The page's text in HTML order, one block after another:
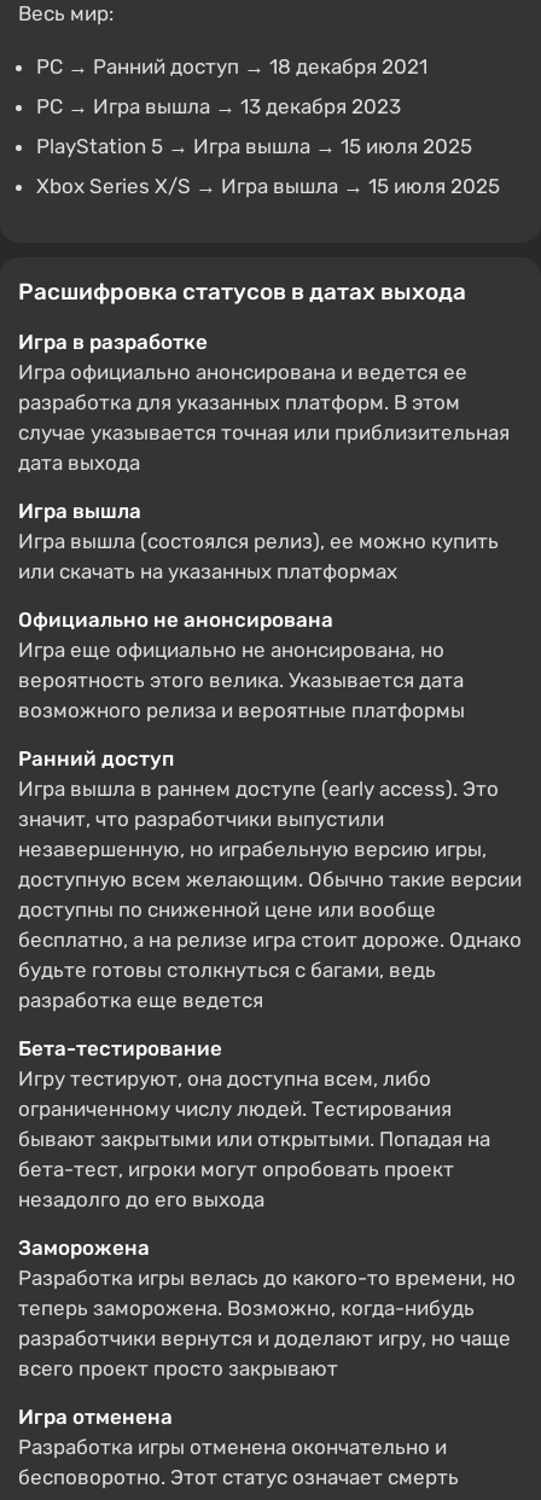
Весь мир:
PC → Ранний доступ → 18 декабря 2021
PC → Игра вышла → 13 декабря 2023
PlayStation 5 → Игра вышла → 15 июля 2025
Xbox Series X/S → Игра вышла → 15 июля 2025
Расшифровка статусов в датах выхода
Игра в разработке
Игра официально анонсирована и ведется ее
разработка для указанных платформ. В этом
случае указывается точная или приблизительная
дата выхода
Игра вышла
Игра вышла (состоялся релиз), ее можно купить
или скачать на указанных платформах
Официально не анонсирована
Игра еще официально не анонсирована, но
вероятность этого велика. Указывается дата
возможного релиза и вероятные платформы
Ранний доступ
Игра вышла в раннем доступе (early access). Это
значит, что разработчики выпустили
незавершенную, но играбельную версию игры,
доступную всем желающим. Обычно такие версии
доступны по сниженной цене или вообще
бесплатно, а на релизе игра стоит дороже. Однако
будьте готовы столкнуться с багами, ведь
разработка еще ведется
Бета-тестирование
Игру тестируют, она доступна всем, либо
ограниченному числу людей. Тестирования
бывают закрытыми или открытыми. Попадая на
бета-тест, игроки могут опробовать проект
незадолго до его выхода
Заморожена
Разработка игры велась до какого-то времени, но
теперь заморожена. Возможно, когда-нибудь
разработчики вернутся и доделают игру, но чаще
всего проект просто закрывают
Игра отменена
Разработка игры отменена окончательно и
бесповоротно. Этот статус означает смерть